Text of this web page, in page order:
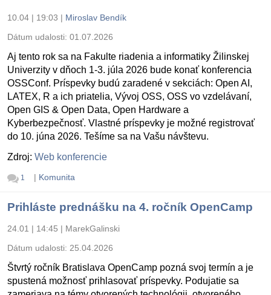
10.04 | 19:03 | Miroslav Bendík
Dátum udalosti: 01.07.2026
Aj tento rok sa na Fakulte riadenia a informatiky Žilinskej
Univerzity v dňoch 1-3. júla 2026 bude konať konferencia
OSSConf. Príspevky budú zaradené v sekciách: Open AI,
LATEX, R a ich priatelia, Vývoj OSS, OSS vo vzdelávaní,
Open GIS & Open Data, Open Hardware a
Kyberbezpečnosť. Vlastné príspevky je možné registrovať
do 10. júna 2026. Tešíme sa na Vašu návštevu.
Zdroj: Web konferencie
1 | Komunita
Prihláste prednášku na 4. ročník OpenCamp
24.01 | 14:45 | MarekGalinski
Dátum udalosti: 25.04.2026
Štvrtý ročník Bratislava OpenCamp pozná svoj termín a je
spustená možnosť prihlasovať príspevky. Podujatie sa